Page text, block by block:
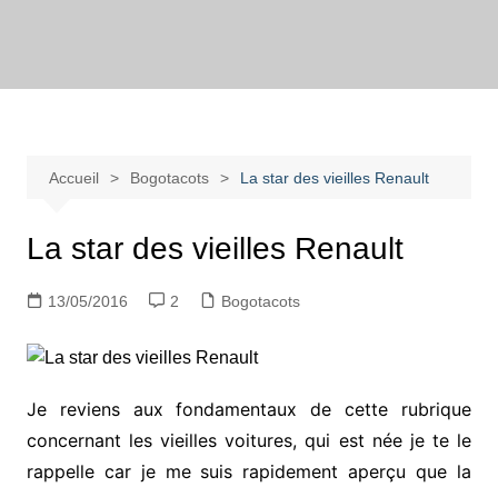
Accueil Bogotacots La star des vieilles Renault
La star des vieilles Renault
13/05/2016 2 Bogotacots
Je reviens aux fondamentaux de cette rubrique
concernant les vieilles voitures, qui est née je te le
rappelle car je me suis rapidement aperçu que la